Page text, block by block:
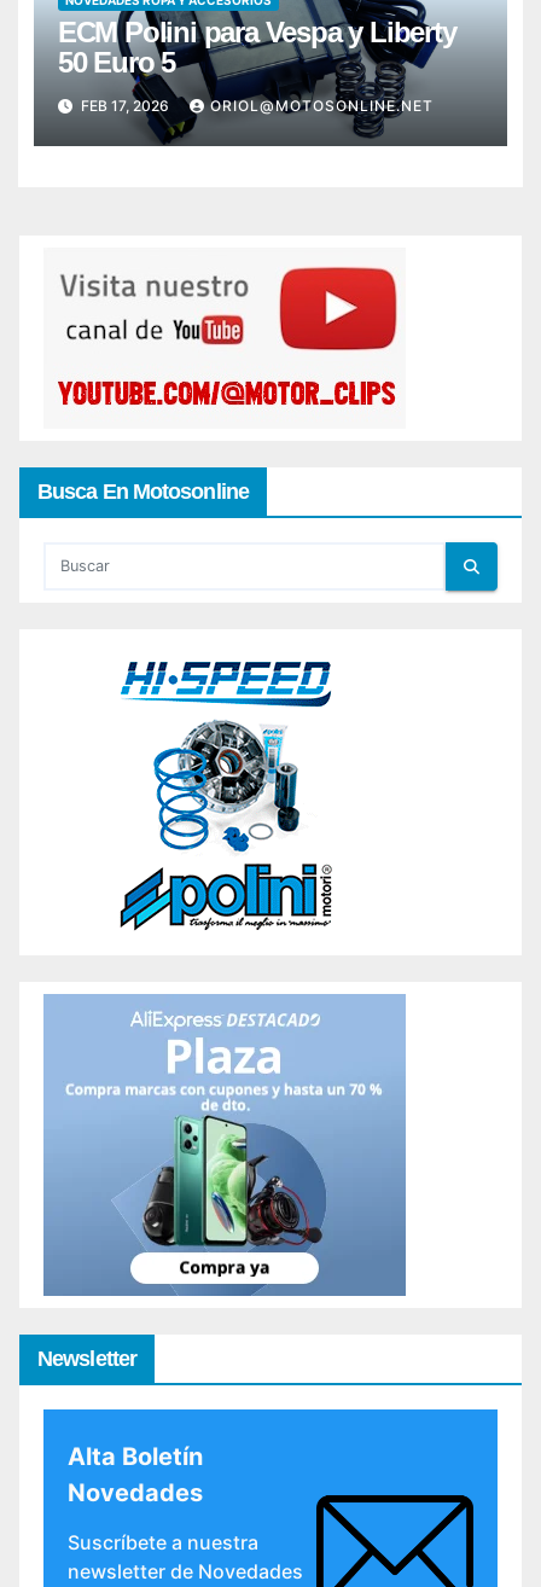
ECM Polini para Vespa y Liberty
50 Euro 5
FEB 17, 2026 ORIOL@MOTOSONLINE.NET
Busca En Motosonline
Newsletter
Alta Boletín
Novedades
Suscríbete a nuestra
newsletter de Novedades